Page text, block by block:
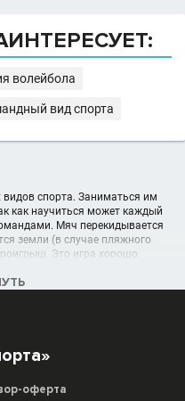
волейбола
вид спорта
спорта. Заниматься им
как научиться может каждый
Мяч перекидывается
земли (в случае пляжного
Это игра хорошо
ВОЛЕЙБОЛ В ТАГАНРОГЕ
спортшкол, клубов
спортивных
выбрать под свои
оферта